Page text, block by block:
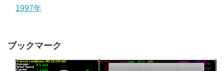
1997年
ブックマーク